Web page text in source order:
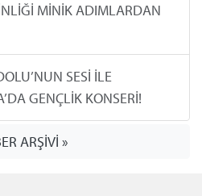
MİNİK ADIMLARDAN
SESİ İLE
GENÇLİK KONSERİ!
ARŞİVİ »